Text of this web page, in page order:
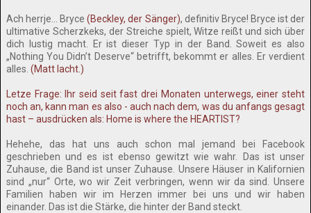
Ach herrje… Bryce(Beckley, der Sänger), definitiv Bryce! Bryce ist der
ultimative Scherzkeks, der Streiche spielt, Witze reißt und sich über
dich lustig macht. Er ist dieser Typ in der Band. Soweit es also
„Nothing You Didn’t Deserve“ betrifft, bekommt er alles. Er verdient
alles. (Matt lacht.)
Letze Frage: Ihr seid seit fast drei Monaten unterwegs, einer steht
noch an, kann man es also - auch nach dem, was du anfangs gesagt
hast – ausdrücken als: Home is where the HEARTIST?
Hehehe, das hat uns auch schon mal jemand bei Facebook
geschrieben und es ist ebenso gewitzt wie wahr. Das ist unser
Zuhause, die Band ist unser Zuhause. Unsere Häuser in Kalifornien
sind „nur“ Orte, wo wir Zeit verbringen, wenn wir da sind. Unsere
Familien haben wir im Herzen immer bei uns und wir haben
einander. Das ist die Stärke, die hinter der Band steckt.